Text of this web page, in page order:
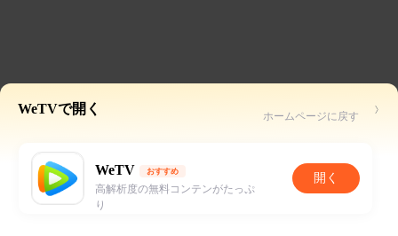
WeTVで開く ホームページに戻す
WeTV おすすめ
高解析度の無料コンテンがたっぷ
り
開く